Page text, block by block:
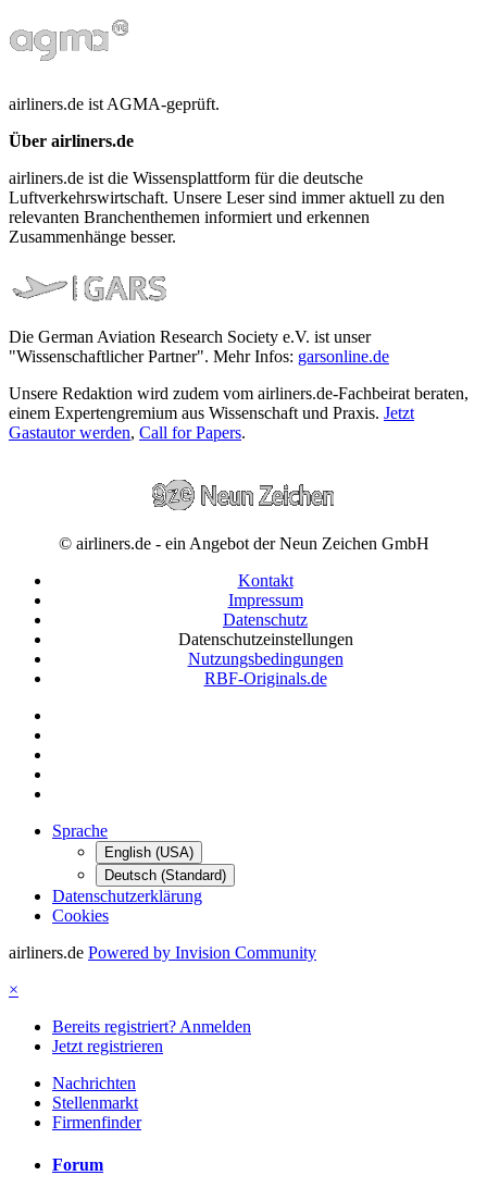
airliners.de ist AGMA-geprüft.
Über airliners.de
airliners.de ist die Wissensplattform für die deutsche
Luftverkehrswirtschaft. Unsere Leser sind immer aktuell zu den
relevanten Branchenthemen informiert und erkennen
Zusammenhänge besser.
Die German Aviation Research Society e.V. ist unser
"Wissenschaftlicher Partner". Mehr Infos: garsonline.de
Unsere Redaktion wird zudem vom airliners.de-Fachbeirat beraten,
einem Expertengremium aus Wissenschaft und Praxis. Jetzt
Gastautor werden, Call for Papers.
© airliners.de - ein Angebot der Neun Zeichen GmbH
Kontakt
Impressum
Datenschutz
Datenschutzeinstellungen
Nutzungsbedingungen
RBF-Originals.de
Sprache
English (USA)
Deutsch (Standard)
Datenschutzerklärung
Cookies
airliners.de Powered by Invision Community
×
Bereits registriert? Anmelden
Jetzt registrieren
Nachrichten
Stellenmarkt
Firmenfinder
Forum